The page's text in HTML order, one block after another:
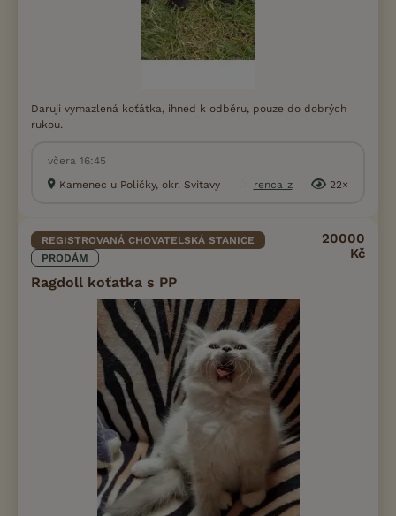
Daruji vymazlená koťátka, ihned k odběru, pouze do dobrých
rukou.
včera 16:45
Kamenec u Poličky, okr. Svitavy
renca_z 22×
REGISTROVANÁ CHOVATELSKÁ STANICE
PRODÁM
Ragdoll koťatka s PP
20000
Kč